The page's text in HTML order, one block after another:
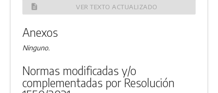
description VER TEXTO ACTUALIZADO
Anexos
Ninguno.
Normas modificadas y/o
complementadas por Resolución